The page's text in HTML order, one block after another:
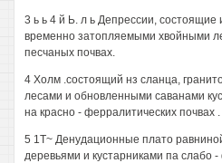
3 ь ь 4 й Ь. л ь Депрессии, состоящие
временно затопляемыми хвойными
песчаных почвах.
4 Холм .состоящий нз сланца,
лесами и обновленными саванами
на красно - ферралитических почвах .
5 1Т~ Денудационные плато
деревьями и кустарниками па слабо